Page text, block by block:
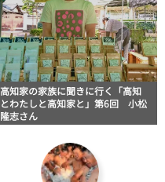
高知家の家族に聞きに行く「高知
とわたしと高知家と」第6回 小松
隆志さん